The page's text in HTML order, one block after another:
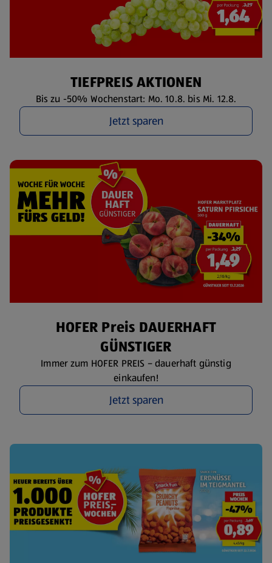
TIEFPREIS AKTIONEN
Bis zu -50% Wochenstart: Mo. 10.8. bis Mi. 12.8.
Jetzt sparen
HOFER Preis DAUERHAFT
GÜNSTIGER
Immer zum HOFER PREIS – dauerhaft günstig
einkaufen!
Jetzt sparen